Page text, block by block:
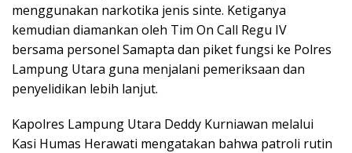
menggunakan narkotika jenis sinte. Ketiganya
kemudian diamankan oleh Tim On Call Regu IV
bersama personel Samapta dan piket fungsi ke Polres
Lampung Utara guna menjalani pemeriksaan dan
penyelidikan lebih lanjut.
Kapolres Lampung Utara Deddy Kurniawan melalui
Kasi Humas Herawati mengatakan bahwa patroli rutin